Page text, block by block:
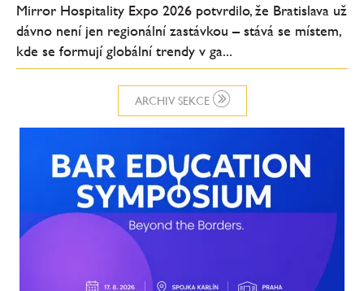
ARCHIV SEKCE
Mirror Hospitality Expo 2026 potvrdilo, že Bratislava už
dávno není jen regionální zastávkou – stává se místem,
kde se formují globální trendy v ga...